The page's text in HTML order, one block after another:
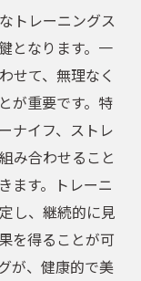
トレーニングス
となります。一
せて、無理なく
が重要です。特
ナイフ、ストレ
み合わせること
ます。トレーニ
し、継続的に見
を得ることが可
が、健康的で美